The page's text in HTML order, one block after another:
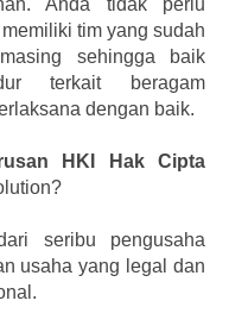
tim yang sudah
sehingga baik
terkait beragam
dengan baik.
HKI Hak Cipta
seribu pengusaha
usaha yang legal dan